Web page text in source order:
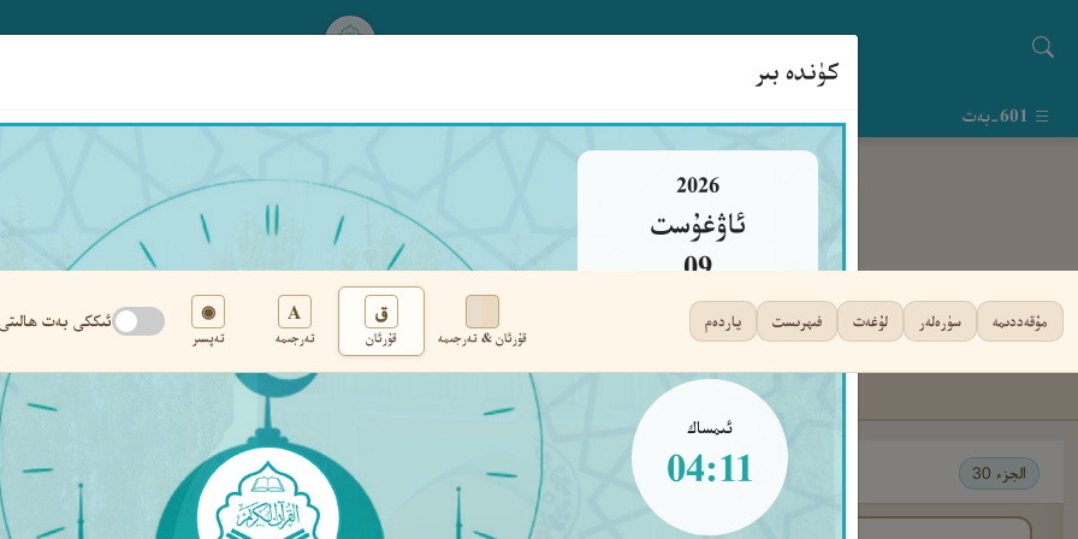
كۈندە بىر
2026
ئاۋغۇست
09
يەكشەنبە
ئىمساك
04:11
مۇقەددىمە سۈرەلەر لۇغەت فىھرىست ياردەم
قۇرئان & تەرجىمە
ق
قۇرئان
A
تەرجىمە
◉
تەپسىر
ئىككى بەت ھالىتى
تەڭشەك
الجزء 30 ‹ ‹ ٦٠١ ›